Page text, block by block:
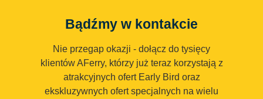
Bądźmy w kontakcie
Nie przegap okazji - dołącz do tysięcy
klientów AFerry, którzy już teraz korzystają z
atrakcyjnych ofert Early Bird oraz
ekskluzywnych ofert specjalnych na wielu